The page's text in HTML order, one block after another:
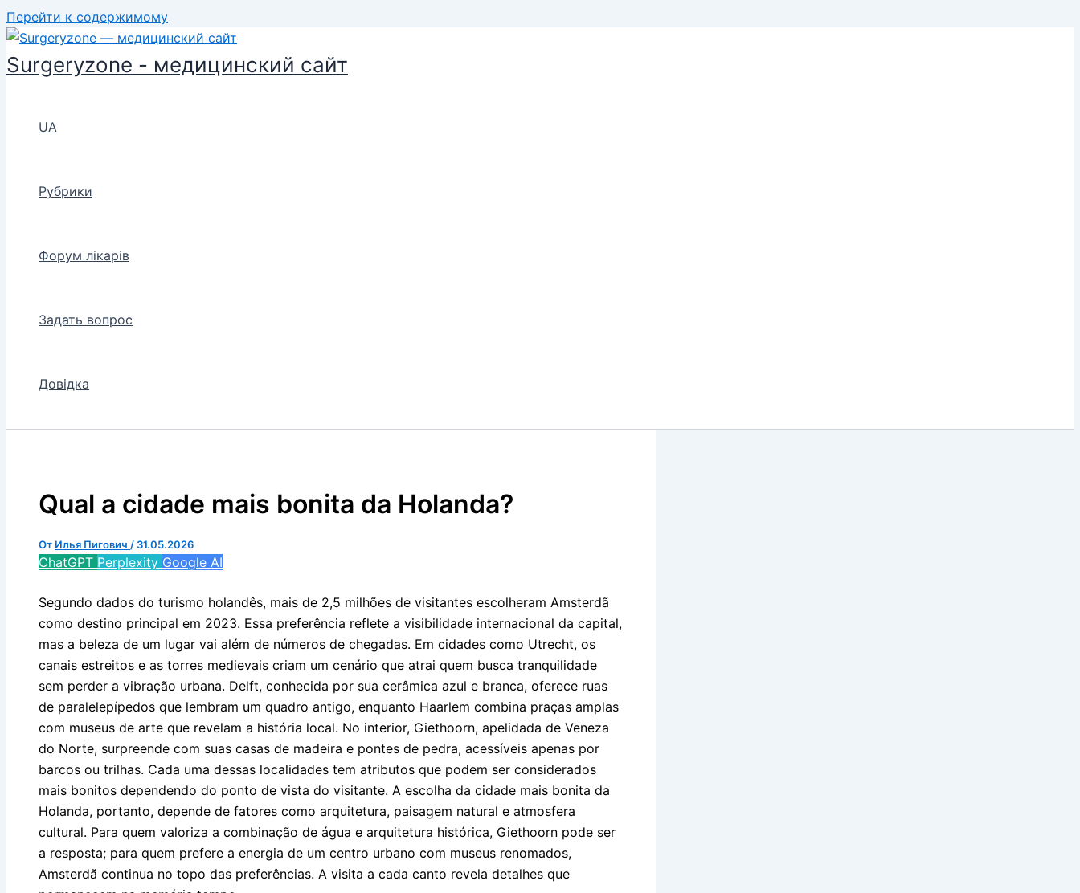
Перейти к содержимому
Surgeryzone - медицинский сайт
UA
Рубрики
Форум лікарів
Задать вопрос
Довідка
Qual a cidade mais bonita da Holanda?
От Илья Пигович / 31.05.2026
ChatGPT Perplexity Google AI
Segundo dados do turismo holandês, mais de 2,5 milhões de visitantes escolheram Amsterdã
como destino principal em 2023. Essa preferência reflete a visibilidade internacional da capital,
mas a beleza de um lugar vai além de números de chegadas. Em cidades como Utrecht, os
canais estreitos e as torres medievais criam um cenário que atrai quem busca tranquilidade
sem perder a vibração urbana. Delft, conhecida por sua cerâmica azul e branca, oferece ruas
de paralelepípedos que lembram um quadro antigo, enquanto Haarlem combina praças amplas
com museus de arte que revelam a história local. No interior, Giethoorn, apelidada de Veneza
do Norte, surpreende com suas casas de madeira e pontes de pedra, acessíveis apenas por
barcos ou trilhas. Cada uma dessas localidades tem atributos que podem ser considerados
mais bonitos dependendo do ponto de vista do visitante. A escolha da cidade mais bonita da
Holanda, portanto, depende de fatores como arquitetura, paisagem natural e atmosfera
cultural. Para quem valoriza a combinação de água e arquitetura histórica, Giethoorn pode ser
a resposta; para quem prefere a energia de um centro urbano com museus renomados,
Amsterdã continua no topo das preferências. A visita a cada canto revela detalhes que